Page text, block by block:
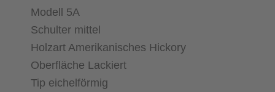
Modell 5A
Schulter mittel
Holzart Amerikanisches Hickory
Oberfläche Lackiert
Tip eichelförmig